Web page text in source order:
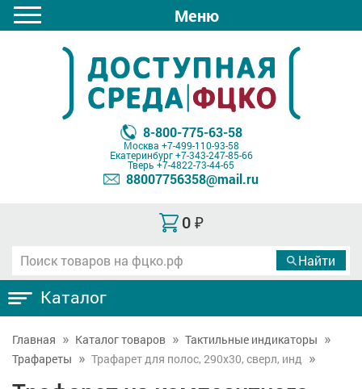
Меню
8-800-775-63-58
Москва +7-499-110-93-58
Екатеринбург+7-343-247-85-66
Тверь +7-4822-73-44-65
88007756358@mail.ru
0 ₽
Каталог
Главная Каталог товаров
Тактильные индикаторы
Трафареты
Трафарет для полос, 290x30, сверл, инд